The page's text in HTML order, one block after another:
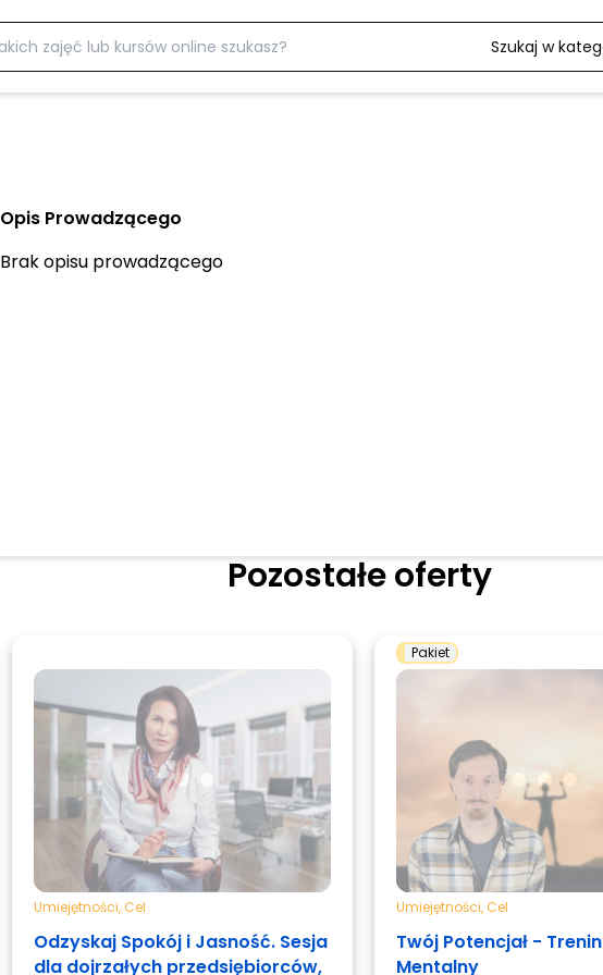
Szukaj w
Opis Prowadzącego
Brak opisu prowadzącego
Pozostałe oferty
Umiejętności, Cel
Odzyskaj Spokój i Jasność. Sesja
dla dojrzałych przedsiębiorców,
Pakiet
Umiejętności, Cel
Twój Potencjał -
Mentalny